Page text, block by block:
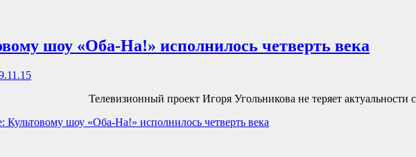
шоу «Оба-На!» исполнилось четверть века
Телевизионный проект Игоря Угольникова не теряет актуальности
Культовому шоу «Оба-На!» исполнилось четверть века